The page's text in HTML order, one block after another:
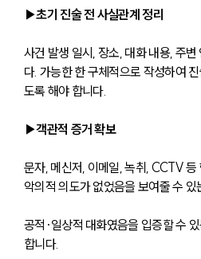
▶초기 진술 전 사실관계 정리
사건 발생 일시, 장소, 대화 내용, 주
다. 가능한 한 구체적으로 작성하여
도록 해야 합니다.
▶객관적 증거 확보
문자, 메신저, 이메일, 녹취, CCTV
악의적 의도가 없었음을 보여줄 수 있
공적·일상적 대화였음을 입증할 수
합니다.